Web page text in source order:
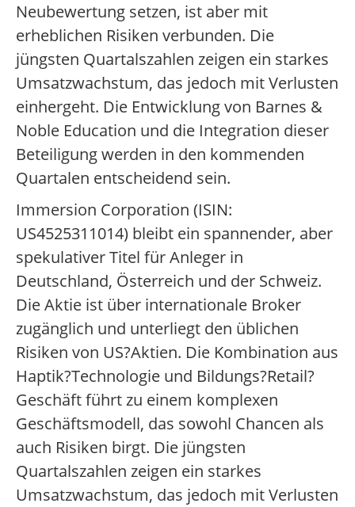
Neubewertung setzen, ist aber mit
erheblichen Risiken verbunden. Die
jüngsten Quartalszahlen zeigen ein starkes
Umsatzwachstum, das jedoch mit Verlusten
einhergeht. Die Entwicklung von Barnes &
Noble Education und die Integration dieser
Beteiligung werden in den kommenden
Quartalen entscheidend sein.
Immersion Corporation (ISIN:
US4525311014) bleibt ein spannender, aber
spekulativer Titel für Anleger in
Deutschland, Österreich und der Schweiz.
Die Aktie ist über internationale Broker
zugänglich und unterliegt den üblichen
Risiken von US?Aktien. Die Kombination aus
Haptik?Technologie und Bildungs?Retail?
Geschäft führt zu einem komplexen
Geschäftsmodell, das sowohl Chancen als
auch Risiken birgt. Die jüngsten
Quartalszahlen zeigen ein starkes
Umsatzwachstum, das jedoch mit Verlusten